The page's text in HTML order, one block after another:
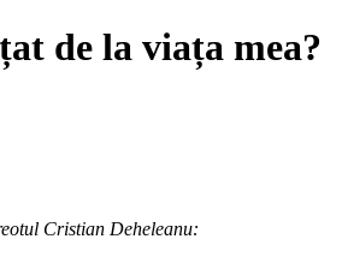
de la viața mea?
Cristian Deheleanu: